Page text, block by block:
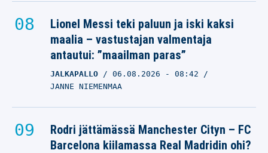
Lionel Messi teki paluun ja iski kaksi
maalia – vastustajan valmentaja
antautui: ”maailman paras”
JALKAPALLO 06.08.2026 - 08:42
JANNE NIEMENMAA
Rodri jättämässä Manchester Cityn – FC
Barcelona kiilamassa Real Madridin ohi?